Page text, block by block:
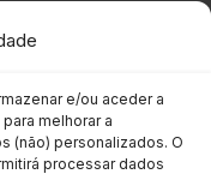
e/ou aceder a
melhorar a
(não) personalizados. O
processar dados